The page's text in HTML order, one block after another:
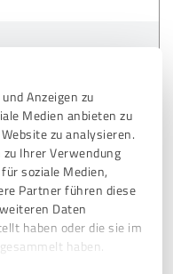
Anzeigen zu
Medien anbieten zu
zu analysieren.
Ihrer Verwendung
soziale Medien,
Partner führen diese
Daten
haben oder die sie im
haben.
Germany GmbH:
mit der Ausführung
Service unseres